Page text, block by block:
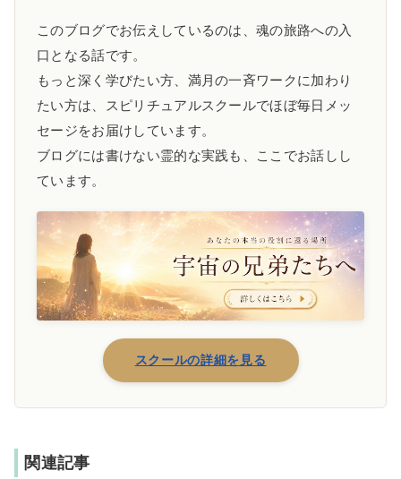
このブログでお伝えしているのは、魂の旅路への入
口となる話です。
もっと深く学びたい方、満月の一斉ワークに加わり
たい方は、スピリチュアルスクールでほぼ毎日メッ
セージをお届けしています。
ブログには書けない霊的な実践も、ここでお話しし
ています。
スクールの詳細を見る
関連記事